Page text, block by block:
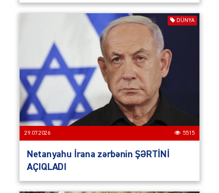
DÜNYA
29.07.2026 5515
Netanyahu İrana zərbənin ŞƏRTİNİ
AÇIQLADI